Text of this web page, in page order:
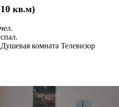
кв.м)
чел.
Душевая комната Телевизор